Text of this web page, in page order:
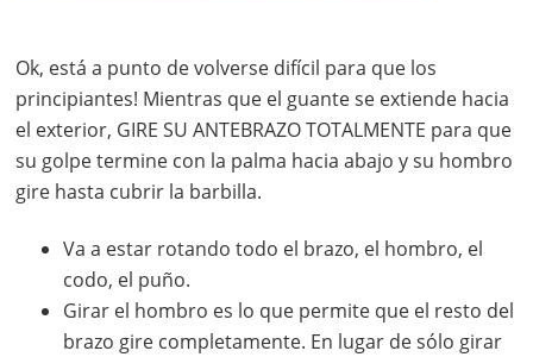
Ok, está a punto de volverse difícil para que los
principiantes! Mientras que el guante se extiende hacia
el exterior, GIRE SU ANTEBRAZO TOTALMENTE para que
su golpe termine con la palma hacia abajo y su hombro
gire hasta cubrir la barbilla.
Va a estar rotando todo el brazo, el hombro, el
codo, el puño.
Girar el hombro es lo que permite que el resto del
brazo gire completamente. En lugar de sólo girar